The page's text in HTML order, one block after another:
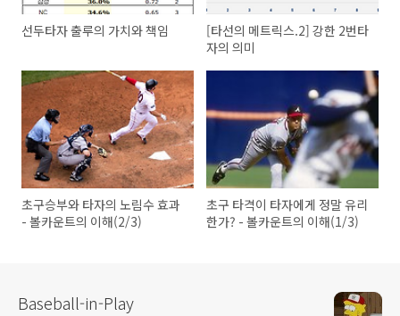
선두타자 출루의 가치와 책임
[타선의 메트릭스.2] 강한 2번타
자의 의미
초구승부와 타자의 노림수 효과
- 볼카운트의 이해(2/3)
초구 타격이 타자에게 정말 유리
한가? - 볼카운트의 이해(1/3)
Baseball-in-Play